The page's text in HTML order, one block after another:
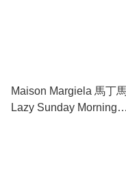
Maison Margiela 馬丁
Lazy Sunday Morning